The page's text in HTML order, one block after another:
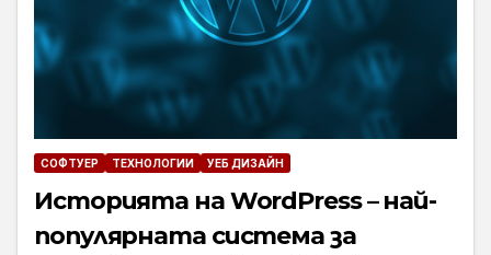
СОФТУЕР ТЕХНОЛОГИИ УЕБ ДИЗАЙН
Историята на WordPress – най-
популярната система за